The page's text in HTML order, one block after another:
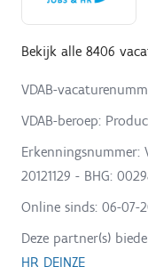
Bekijk alle 8406
VDAB-
VDAB-beroep:
Erkenningsnummer:
20121129 - BHG:
Online sinds: 06-07-
Deze partner(s)
HR DEINZE